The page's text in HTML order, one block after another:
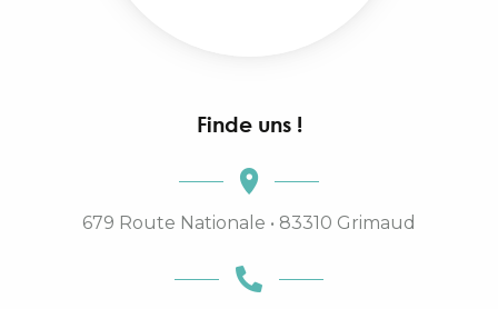
Finde uns !
679 Route Nationale • 83310 Grimaud